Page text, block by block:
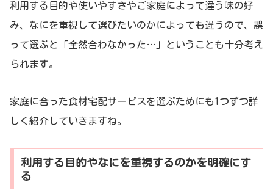
利用する目的や使いやすさやご家庭によって違う味の好
み、なにを重視して選びたいのかによっても違うので、誤
って選ぶと「全然合わなかった…」ということも十分考え
られます。
家庭に合った食材宅配サービスを選ぶためにも1つずつ詳
しく紹介していきますね。
利用する目的やなにを重視するのかを明確にす
る